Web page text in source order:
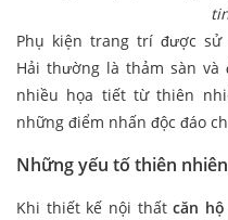
Phụ kiện trang trí được
Hải thường là thảm sàn
nhiều họa tiết từ thiên
những điểm nhấn độc đáo
Những yếu tố thiên
Khi thiết kế nội thấtcăn